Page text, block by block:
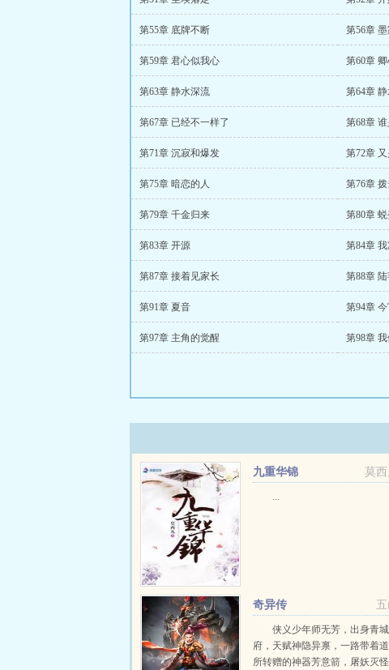
第55章 底牌不断 第56章
第59章 君心似我心 第60章
第63章 静水深流 第64章
第67章 已经不一样了 第68章
第71章 沉寂和爆发 第72章
第75章 暗恋的人 第76章 拨
第79章 千金归来 第80章
第83章 开源 第84章 我
第87章 接着见家长 第88章
第91章 夏音 第94章
第97章 主角的觉醒 第98章
莫
九重华锦
...
奇异传
侠义少年师无芳，出身青
府，天赋神隐异禀，一路带着
所转赠的神器芳意箭，屠妖灭怪